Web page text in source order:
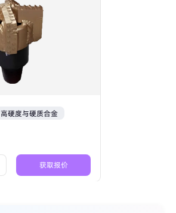
高硬度与硬质合金
获取报价